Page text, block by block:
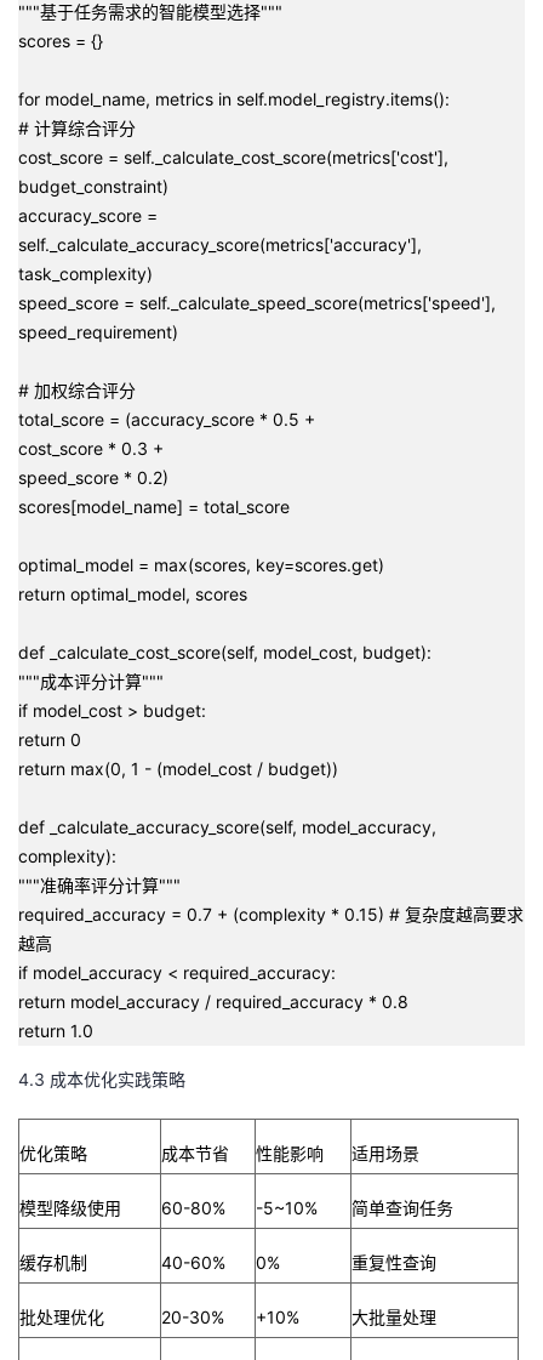
"""基于任务需求的智能模型选择"""
scores = {}
for model_name, metrics in self.model_registry.items():
# 计算综合评分
cost_score = self._calculate_cost_score(metrics['cost'],
budget_constraint)
accuracy_score =
self._calculate_accuracy_score(metrics['accuracy'],
task_complexity)
speed_score = self._calculate_speed_score(metrics['speed'],
speed_requirement)
# 加权综合评分
total_score = (accuracy_score * 0.5 +
cost_score * 0.3 +
speed_score * 0.2)
scores[model_name] = total_score
optimal_model = max(scores, key=scores.get)
return optimal_model, scores
def _calculate_cost_score(self, model_cost, budget):
"""成本评分计算"""
if model_cost > budget:
return 0
return max(0, 1 - (model_cost / budget))
def _calculate_accuracy_score(self, model_accuracy,
complexity):
"""准确率评分计算"""
required_accuracy = 0.7 + (complexity * 0.15) # 复杂度越高要求
越高
if model_accuracy < required_accuracy:
return model_accuracy / required_accuracy * 0.8
return 1.0
4.3 成本优化实践策略
优化策略 成本节省 性能影响 适用场景
模型降级使用 60-80% -5~10% 简单查询任务
缓存机制 40-60% 0% 重复性查询
批处理优化 20-30% +10% 大批量处理